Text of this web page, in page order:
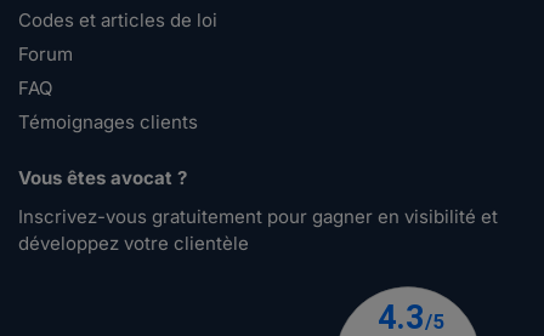
Codes et articles de loi
Forum
FAQ
Témoignages clients
Vous êtes avocat ?
Inscrivez-vous gratuitement pour gagner en visibilité et
développez votre clientèle